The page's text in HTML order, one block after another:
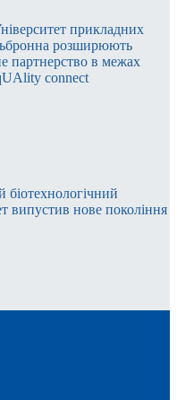
прикладних
розширюють
партнерство в межах
connect
випустив нове покоління